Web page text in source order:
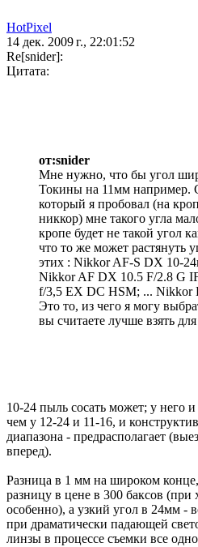
HotPixel
14 дек. 2009 г., 22:01:52
Re[snider]:
Цитата:
от:snider
Мне нужно, что бы угол
Токины на 11мм
который я пробовал (на
никкор) мне такого угла
кропе будет не такой угол
что то же может растянуть
этих : Nikkor AF-S DX 10-
Nikkor AF DX 10.5 F/2.8 G
f/3,5 EX DC HSM; ... Nikkor
Это то, из чего я могу
вы считаете лучше взять
10-24 пыль сосать может; у него
чем у 12-24 и 11-16, и
диапазона - предрасполагает
вперед).
Разница в 1 мм на широком
разницу в цене в 300 баксов (при
особенно), а узкий угол в 24мм -
при драматически падающей
линзы в процессе съемки все